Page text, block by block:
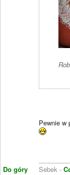
Do góry
Pewnie w
Sebek -